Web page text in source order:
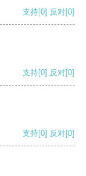
支持[0] 反对[0]
支持[0] 反对[0]
支持[0] 反对[0]